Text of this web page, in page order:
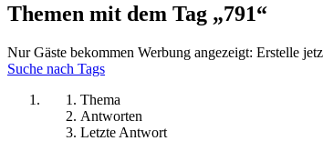
Themen mit dem Tag „791“
Nur Gäste bekommen Werbung angezeigt: Erstelle
Suche nach Tags
Thema
Antworten
Letzte Antwort